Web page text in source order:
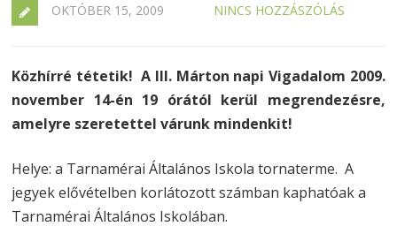
OKTÓBER 15, 2009 NINCS HOZZÁSZÓLÁS
Közhírré tétetik! A III. Márton napi Vigadalom 2009.
november 14-én 19 órától kerül megrendezésre,
amelyre szeretettel várunk mindenkit!
Helye: a Tarnamérai Általános Iskola tornaterme. A
jegyek elővételben korlátozott számban kaphatóak a
Tarnamérai Általános Iskolában.